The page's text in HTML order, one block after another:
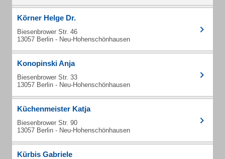
Körner Helge Dr.
Biesenbrower Str. 46
13057 Berlin - Neu-Hohenschönhausen
Konopinski Anja
Biesenbrower Str. 33
13057 Berlin - Neu-Hohenschönhausen
Küchenmeister Katja
Biesenbrower Str. 90
13057 Berlin - Neu-Hohenschönhausen
Kürbis Gabriele